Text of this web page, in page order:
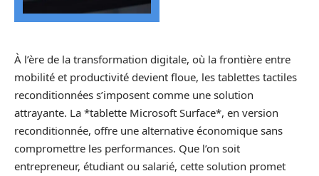
À l’ère de la transformation digitale, où la frontière entre
mobilité et productivité devient floue, les tablettes tactiles
reconditionnées s’imposent comme une solution
attrayante. La *tablette Microsoft Surface*, en version
reconditionnée, offre une alternative économique sans
compromettre les performances. Que l’on soit
entrepreneur, étudiant ou salarié, cette solution promet